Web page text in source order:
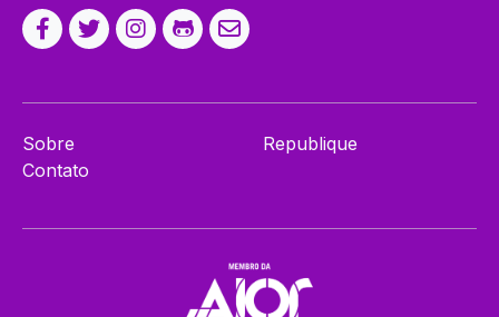
Sobre
Contato
Republique